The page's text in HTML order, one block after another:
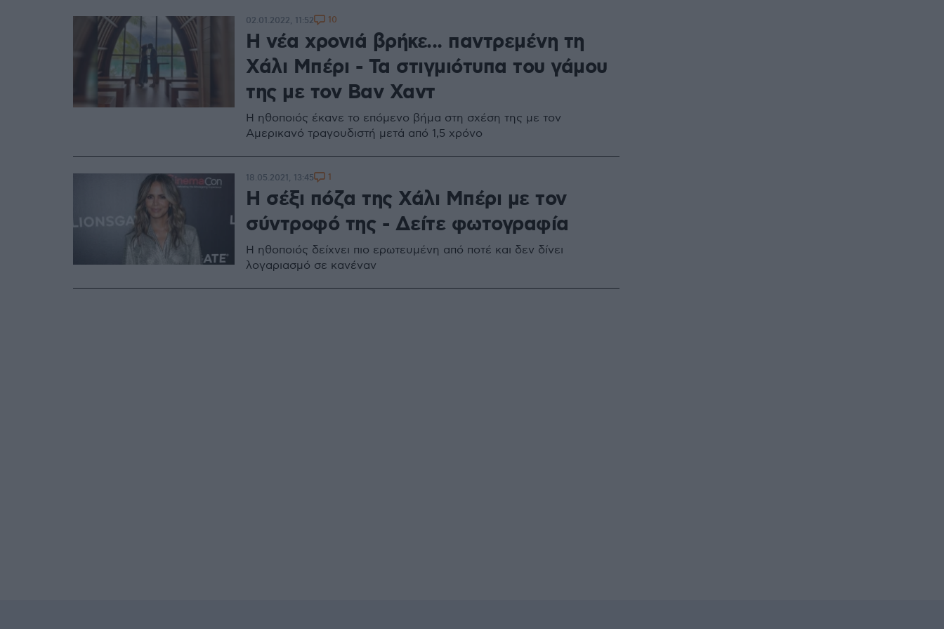
Η νέα χρονιά βρήκε... παντρεμένη τη
Χάλι Μπέρι - Τα στιγμιότυπα του γάμου
της με τον Βαν Χαντ
Η ηθοποιός έκανε το επόμενο βήμα στη σχέση της με τον
Αμερικανό τραγουδιστή μετά από 1,5 χρόνο
02.01.2022, 11:52 10
Η σέξι πόζα της Χάλι Μπέρι με τον
σύντροφό της - Δείτε φωτογραφία
Η ηθοποιός δείχνει πιο ερωτευμένη από ποτέ και δεν δίνει
λογαριασμό σε κανέναν
18.05.2021, 13:45 1